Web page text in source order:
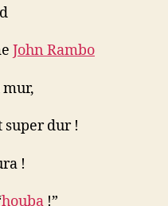
John Rambo
mur,
super dur !
!
houba !”